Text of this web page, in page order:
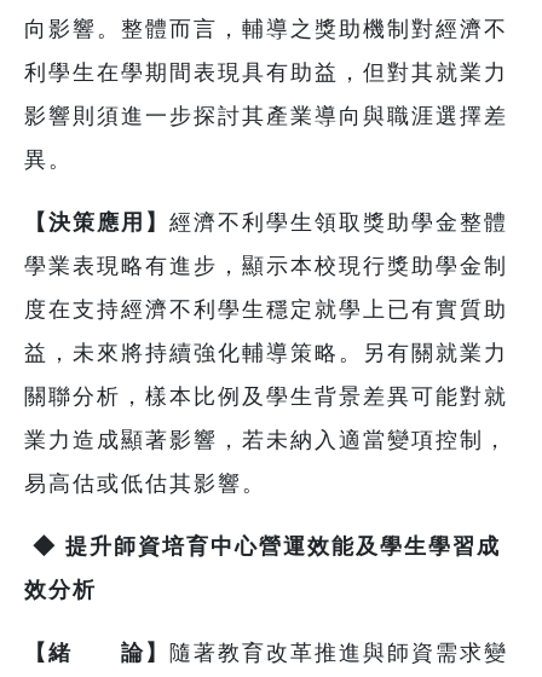
向影響。整體而言，輔導之獎助機制對經濟不
利學生在學期間表現具有助益，但對其就業力
影響則須進一步探討其產業導向與職涯選擇差
異。
【決策應用】 經濟不利學生領取獎助學金整體
學業表現略有進步，顯示本校現行獎助學金制
度在支持經濟不利學生穩定就學上已有實質助
益，未來將持續強化輔導策略。另有關就業力
關聯分析，樣本比例及學生背景差異可能對就
業力造成顯著影響，若未納入適當變項控制，
易高估或低估其影響。
◆ 提升師資培育中心營運效能及學生學習成
效分析
【緒 論】 隨著教育改革推進與師資需求變